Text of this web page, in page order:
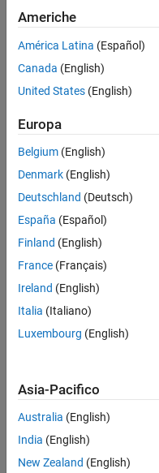
Americhe
América Latina (Español)
Canada (English)
United States (English)
Europa
Belgium (English)
Denmark (English)
Deutschland (Deutsch)
España (Español)
Finland (English)
France (Français)
Ireland (English)
Italia (Italiano)
Luxembourg (English)
Asia-Pacifico
Australia (English)
India (English)
New Zealand (English)
Centro di fiducia
Antipirateria
Stato
© 1994-2026 The